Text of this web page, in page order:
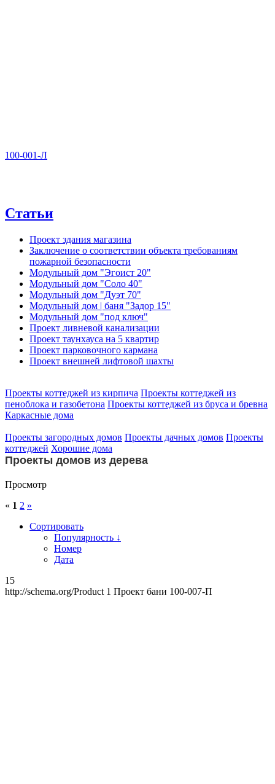
100-001-Л
Статьи
Проект здания магазина
Заключение о соответствии объекта требованиям
пожарной безопасности
Модульный дом "Эгоист 20"
Модульный дом "Соло 40"
Модульный дом "Дуэт 70"
Модульный дом | баня "Задор 15"
Модульный дом "под ключ"
Проект ливневой канализации
Проект таунхауса на 5 квартир
Проект парковочного кармана
Проект внешней лифтовой шахты
Проекты коттеджей из кирпича Проекты коттеджей из
пеноблока и газобетона Проекты коттеджей из бруса и бревна
Каркасные дома
Проекты загородных домов Проекты дачных домов Проекты
коттеджей Хорошие дома
Проекты домов из дерева
Просмотр
« 1 2 »
Сортировать
Популярность ↓
Номер
Дата
15
http://schema.org/Product 1 Проект бани 100-007-П